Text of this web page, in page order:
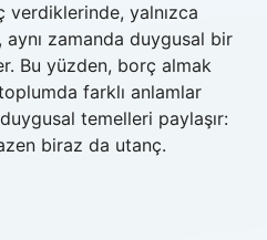
yalnızca
aynı zamanda duygusal bir
Bu yüzden, borç almak
farklı anlamlar
temelleri paylaşır:
biraz da utanç.